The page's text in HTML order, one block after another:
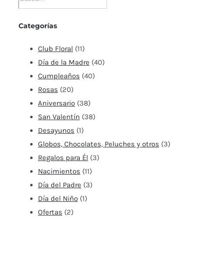
Categorías
Club Floral (11)
Día de la Madre (40)
Cumpleaños (40)
Rosas (20)
Aniversario (38)
San Valentín (38)
Desayunos (1)
Globos, Chocolates, Peluches y otros (3)
Regalos para Él (3)
Nacimientos (11)
Día del Padre (3)
Día del Niño (1)
Ofertas (2)